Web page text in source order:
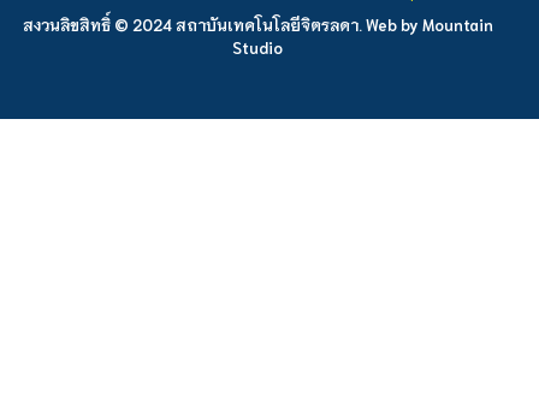
สงวนลิขสิทธิ์ © 2024 สถาบันเทคโนโลยีจิตรลดา. Web by Mountain
Studio